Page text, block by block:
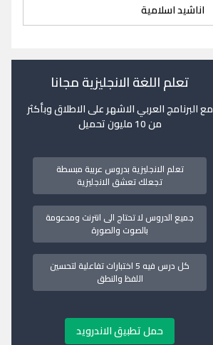
اناشيد اسلامية
تعلم اللغة الانجليزية مجانا
مع البرنامج العربي الاشهر على الاطلاق وبأكثر
من 10 مليون تحميل
تعلم الانجليزية بدروس عربية مبسطة
تجعلك تعشق الانجليزية
جميع الدروس لا تحتاج الى انترنت ومدعومة
بالصوت والصورة
كل درس فيه 5 اختبارات تفاعلية لتحسين
اللفظ والنطق
حمل تطبيق الاندرويد